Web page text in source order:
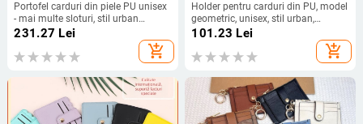
Portofel carduri din piele PU unisex
- mai multe sloturi, stil urban
minimalist, lansare toamnă 2025
231.27 Lei
add_shopping_cart
Holder pentru carduri din PU, model
geometric, unisex, stil urban,
impermeabil, capacitate extensibilă
101.23 Lei
add_shopping_cart